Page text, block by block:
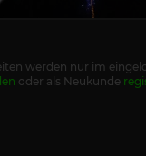
werden nur im
oder als Neukunde